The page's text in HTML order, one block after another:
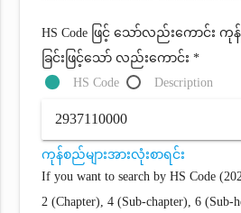
HS Code ဖြင့် သော်လည်းကောင်
ခြင်းဖြင့်သော် လည်းကောင်း *
HS Code
Description
ကုန်စည်များအားလုံးစာရင်း
If you want to search by HS Code
2 (Chapter), 4 (Sub-chapter), 6 (Sub-